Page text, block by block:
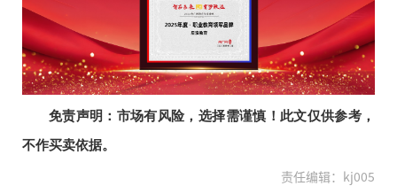
免责声明：市场有风险，选择需谨慎！此文仅供参考，
不作买卖依据。
责任编辑：kj005